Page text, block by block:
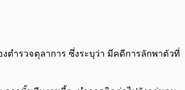
งตำรวจตุลาการ ซึ่งระบุว่า มีคดีการลักพาตัวที่